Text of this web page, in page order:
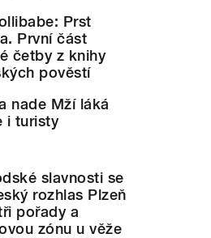
Prst
První část
četby z knihy
pověstí
nade Mží láká
i turisty
slavnosti se
rozhlas Plzeň
pořady a
zónu u věže